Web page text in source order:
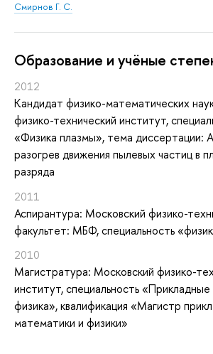
Смирнов Г. С.
Oбразование и учёные
2012
Кандидат физико-математических
физико-технический институт,
«Физика плазмы», тема диссертации:
разогрев движения пылевых частиц в
разряда
2011
Аспирантура: Московский физико-
факультет: МБФ, специальность
2010
Магистратура: Московский физико-
институт, специальность
физика», квалификация «Магистр
математики и физики»